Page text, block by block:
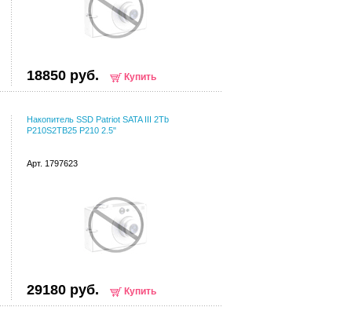
18850 руб. Купить
Накопитель SSD Patriot SATA III 2Tb
P210S2TB25 P210 2.5"
Арт. 1797623
29180 руб. Купить